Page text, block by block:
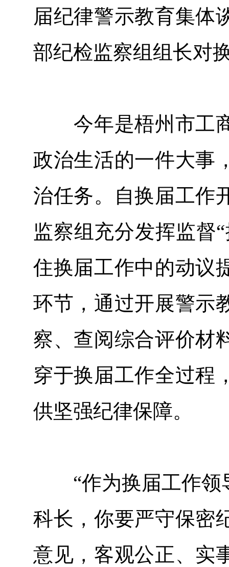
届纪律警示教育集体
部纪检监察组组长对
今年是梧州市工商
政治生活的一件大事
治任务。自换届工作
监察组充分发挥监督
住换届工作中的动议
环节，通过开展警示
察、查阅综合评价材
穿于换届工作全过程
供坚强纪律保障。
“作为换届工作领
科长，你要严守保密
意见，客观公正、实